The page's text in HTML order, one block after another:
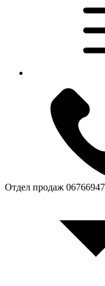
Отдел продаж